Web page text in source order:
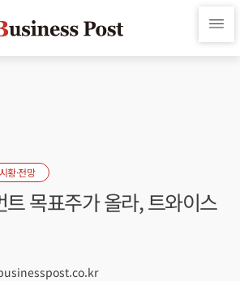
황·전망
트 목표주가 올라, 트와이스